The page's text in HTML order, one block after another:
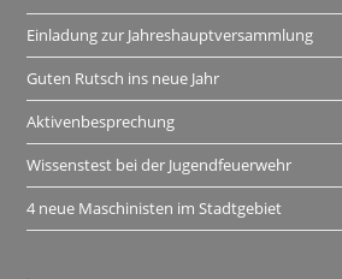
Einladung zur Jahreshauptversammlung
Guten Rutsch ins neue Jahr
Aktivenbesprechung
Wissenstest bei der Jugendfeuerwehr
4 neue Maschinisten im Stadtgebiet